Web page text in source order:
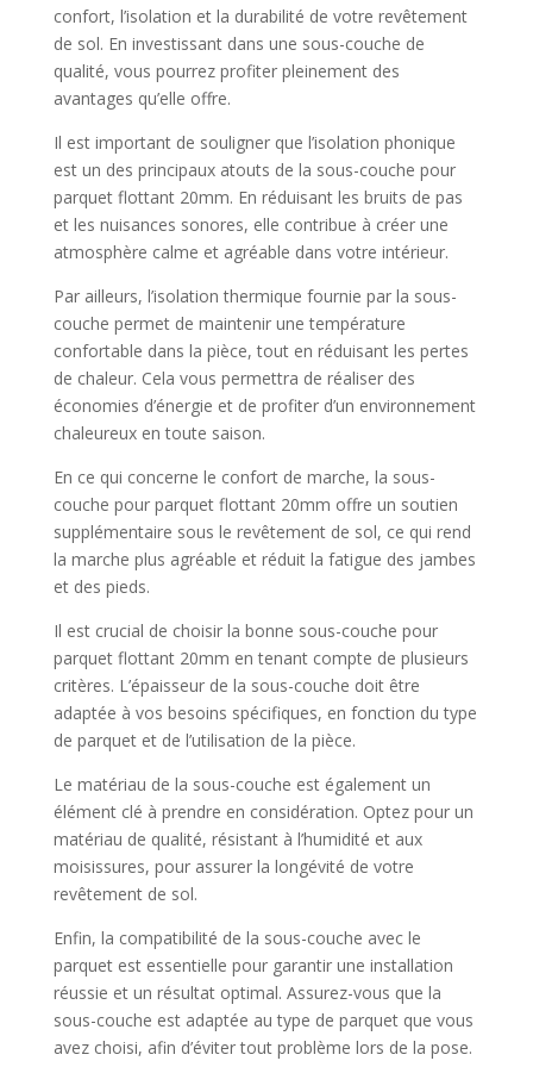
confort, l’isolation et la durabilité de votre revêtement
de sol. En investissant dans une sous-couche de
qualité, vous pourrez profiter pleinement des
avantages qu’elle offre.
Il est important de souligner que l’isolation phonique
est un des principaux atouts de la sous-couche pour
parquet flottant 20mm. En réduisant les bruits de pas
et les nuisances sonores, elle contribue à créer une
atmosphère calme et agréable dans votre intérieur.
Par ailleurs, l’isolation thermique fournie par la sous-
couche permet de maintenir une température
confortable dans la pièce, tout en réduisant les pertes
de chaleur. Cela vous permettra de réaliser des
économies d’énergie et de profiter d’un environnement
chaleureux en toute saison.
En ce qui concerne le confort de marche, la sous-
couche pour parquet flottant 20mm offre un soutien
supplémentaire sous le revêtement de sol, ce qui rend
la marche plus agréable et réduit la fatigue des jambes
et des pieds.
Il est crucial de choisir la bonne sous-couche pour
parquet flottant 20mm en tenant compte de plusieurs
critères. L’épaisseur de la sous-couche doit être
adaptée à vos besoins spécifiques, en fonction du type
de parquet et de l’utilisation de la pièce.
Le matériau de la sous-couche est également un
élément clé à prendre en considération. Optez pour un
matériau de qualité, résistant à l’humidité et aux
moisissures, pour assurer la longévité de votre
revêtement de sol.
Enfin, la compatibilité de la sous-couche avec le
parquet est essentielle pour garantir une installation
réussie et un résultat optimal. Assurez-vous que la
sous-couche est adaptée au type de parquet que vous
avez choisi, afin d’éviter tout problème lors de la pose.